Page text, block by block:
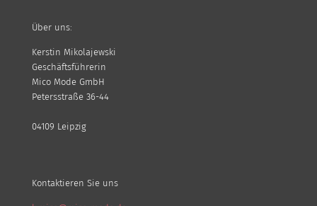
Über uns:
Kerstin Mikolajewski
Geschäftsführerin
Mico Mode GmbH
Petersstraße 36-44
04109 Leipzig
Kontaktieren Sie uns